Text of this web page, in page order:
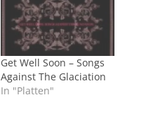
Get Well Soon – Songs
Against The Glaciation
In "Platten"